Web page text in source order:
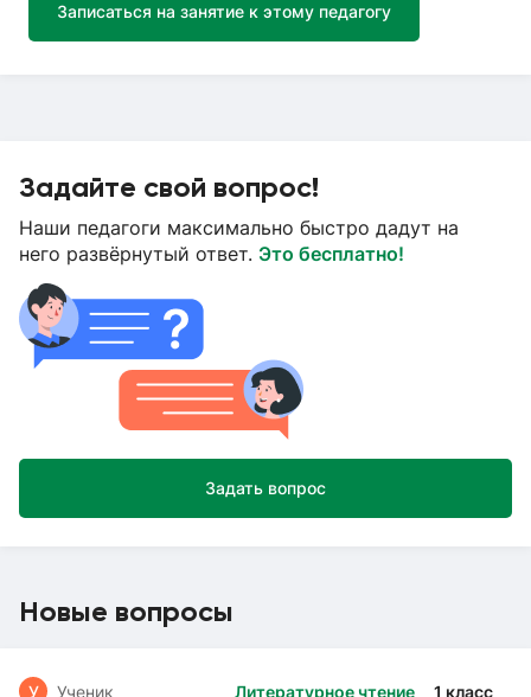
Записаться на занятие к этому педагогу
Задайте свой вопрос!
Наши педагоги максимально быстро дадут на
него развёрнутый ответ. Это бесплатно!
Задать вопрос
Новые вопросы
Литературное чтение 1 класс
У Ученик